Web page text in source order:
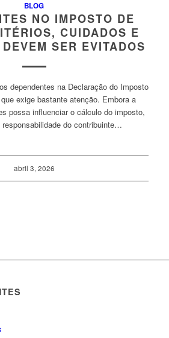
BLOG
NO IMPOSTO DE
CUIDADOS E
SER EVITADOS
dependentes na Declaração do Imposto
exige bastante atenção. Embora a
possa influenciar o cálculo do imposto,
do contribuinte…
abril 3, 2026